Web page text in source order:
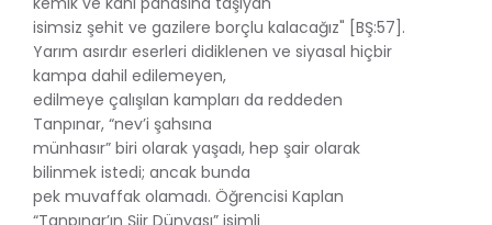
isimsiz şehit ve gazilere borçlu kalacağız" [BŞ:57].
Yarım asırdır eserleri didiklenen ve siyasal hiçbir
kampa dahil edilemeyen,
edilmeye çalışılan kampları da reddeden
Tanpınar, “nev’i şahsına
münhasır” biri olarak yaşadı, hep şair olarak
bilinmek istedi; ancak bunda
pek muvaffak olamadı. Öğrencisi Kaplan
“Tanpınar’ın Şiir Dünyası” isimli